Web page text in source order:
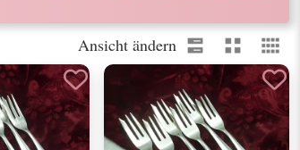
Ansicht ändern